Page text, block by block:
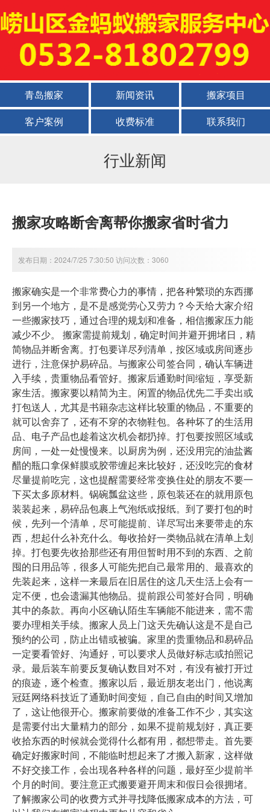
青岛搬家 新闻资讯
搬家项目
客户案例
收费标准 联系我们
行业新闻
搬家攻略断舍离帮你搬家省时省力
发布日期：2024/7/25 7:30:50 访问次数：3060
搬家确实是一个非常费心力的事情，把各种繁琐的东西挪
到另一个地方，是不是感觉劳心又劳力？今天给大家介绍
一些搬家技巧，通过合理的规划和准备，相信搬家压力能
减少不少。 搬家需提前规划，确定时间并避开拥堵日，精
简物品并断舍离。打包要详尽列清单，按区域或房间逐步
进行，注意保护易碎品。与搬家公司签合同，确认车辆进
入手续，贵重物品看管好。搬家后通勤时间缩短，享受新
家生活。搬家要以精简为主。闲置的物品优先二手卖出或
打包送人，尤其是书籍杂志这样比较重的物品，不重要的
就可以舍弃了，还有不穿的衣物鞋包。各种坏了的生活用
品、电子产品也趁着这次机会都扔掉。打包要按照区域或
房间，一处一处慢慢来。以厨房为例，还没用完的油盐酱
醋的瓶口拿保鲜膜或胶带缠起来比较好，还没吃完的食材
尽量提前吃完，这也提醒需要经常变换住处的朋友不要一
下买太多原材料。锅碗瓢盆这些，原包装还在的就用原包
装装起来，易碎品包裹上气泡纸或报纸。到了要打包的时
候，先列一个清单，尽可能提前、详尽写出来要带走的东
西，想起什么补充什么。每收拾好一类物品就在清单上划
掉。打包要先收拾那些还有用但暂时用不到的东西、之前
囤的日用品等，很多人可能先把自己最常用的、最喜欢的
先装起来，这样一来最后在旧居住的这几天生活上会有一
定不便，也会遗漏其他物品。提前跟公司签好合同，明确
其中的条款。再向小区确认陌生车辆能不能进来，需不需
要办理相关手续。搬家人员上门这天先确认这是不是自己
预约的公司，防止出错或被骗。家里的贵重物品和易碎品
一定要看管好、沟通好，可以要求人员做好标志或拍照记
录。最后装车前要反复确认数目对不对，有没有被打开过
的痕迹，逐个检查。搬家以后，最近朋友老出门，他说离
冠廷网络科技近了通勤时间变短，自己自由的时间又增加
了，这让他很开心。搬家前要做的准备工作不少，其实这
是需要付出大量精力的部分，如果不提前规划好，真正要
收拾东西的时候就会觉得什么都有用，都想带走。首先要
确定好搬家时间，不能临时想起来了才搬入新家，这样做
不好交接工作，会出现各种各样的问题，最好至少提前半
个月的时间。要注意正式搬要避开周末和假日会很拥堵。
了解搬家公司的收费方式并寻找降低搬家成本的方法，可